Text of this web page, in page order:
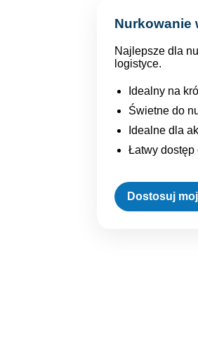
Nurkowanie
Najlepsze dla
logistyce.
Idealny na
Świetne do
Idealne dla
Łatwy
Dostosuj